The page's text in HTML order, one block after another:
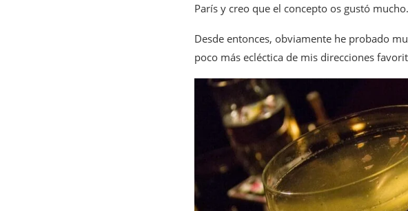
París y creo que el concepto os gustó mucho.
Desde entonces, obviamente he probado
poco más ecléctica de mis direcciones